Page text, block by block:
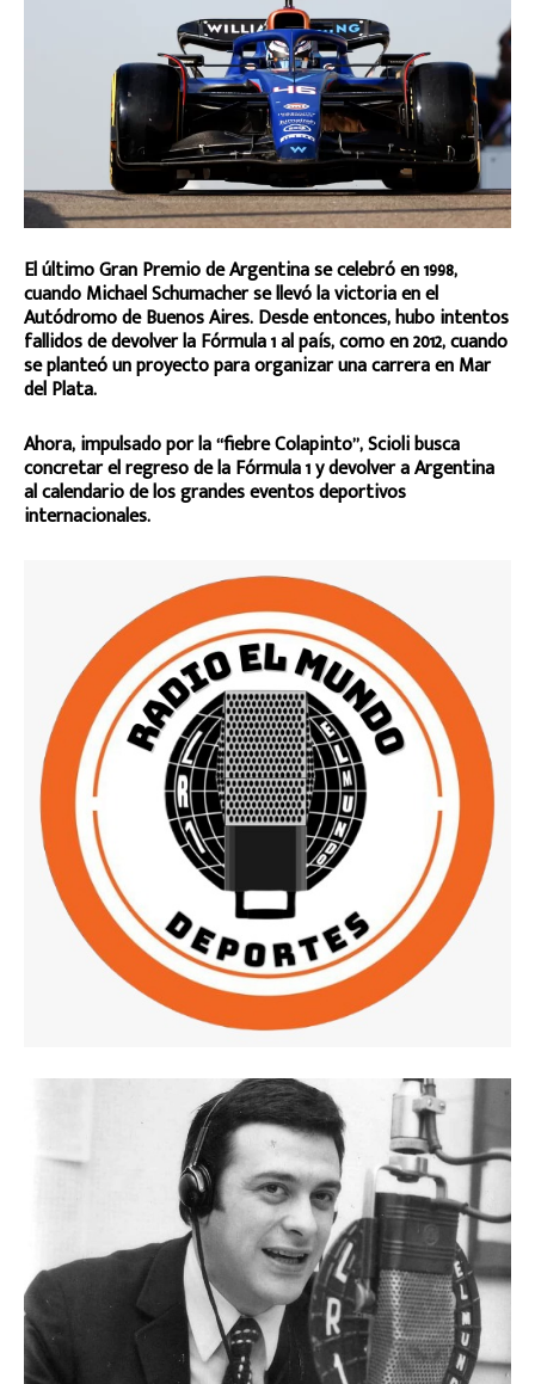
El último Gran Premio de Argentina se celebró en 1998,
cuando Michael Schumacher se llevó la victoria en el
Autódromo de Buenos Aires. Desde entonces, hubo intentos
fallidos de devolver la Fórmula 1 al país, como en 2012, cuando
se planteó un proyecto para organizar una carrera en Mar
del Plata.
Ahora, impulsado por la “fiebre Colapinto”, Scioli busca
concretar el regreso de la Fórmula 1 y devolver a Argentina
al calendario de los grandes eventos deportivos
internacionales.